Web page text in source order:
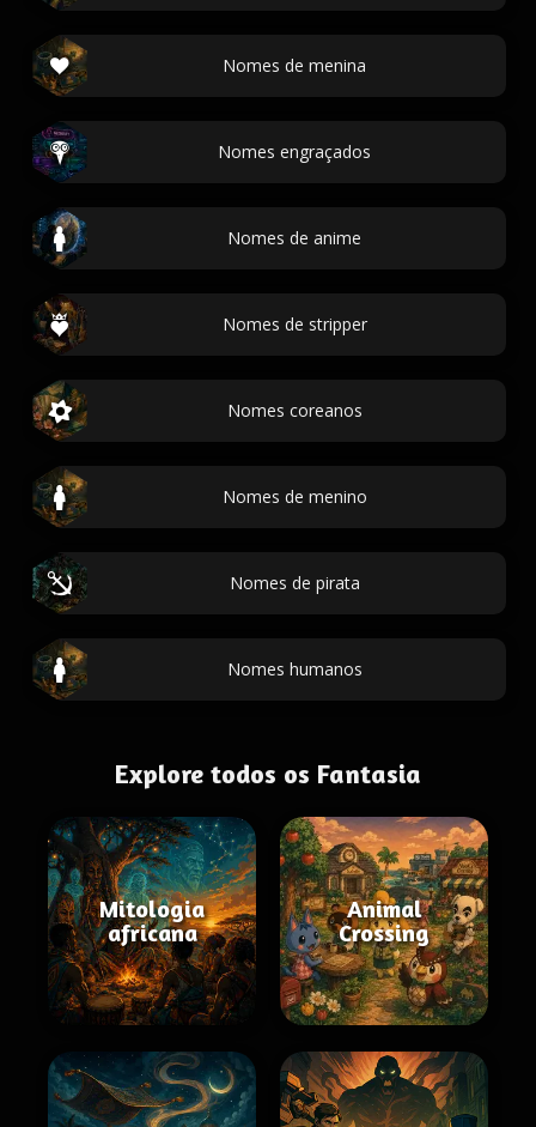
Nomes de menina
Nomes engraçados
Nomes de anime
Nomes de stripper
Nomes coreanos
Nomes de menino
Nomes de pirata
Nomes humanos
Explore todos os Fantasia
Mitologia
africana
Animal
Crossing